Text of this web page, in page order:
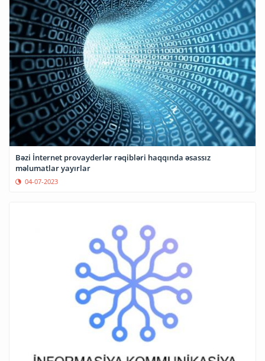
Bəzi İnternet provayderlər rəqibləri haqqında əsassız
məlumatlar yayırlar
04-07-2023